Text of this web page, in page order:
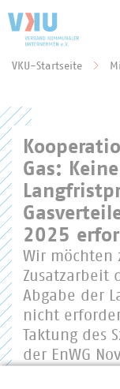
Sie befinden sich
VKU-Startseite
Gas:
2025
Wir möchten
Zusatzarbeit
Abgabe der
nicht
Taktung des
der EnWG